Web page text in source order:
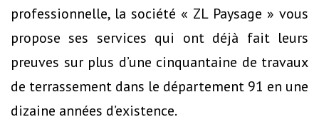
professionnelle, la société « ZL Paysage » vous
propose ses services qui ont déjà fait leurs
preuves sur plus d’une cinquantaine de travaux
de terrassement dans le département 91 en une
dizaine années d’existence.